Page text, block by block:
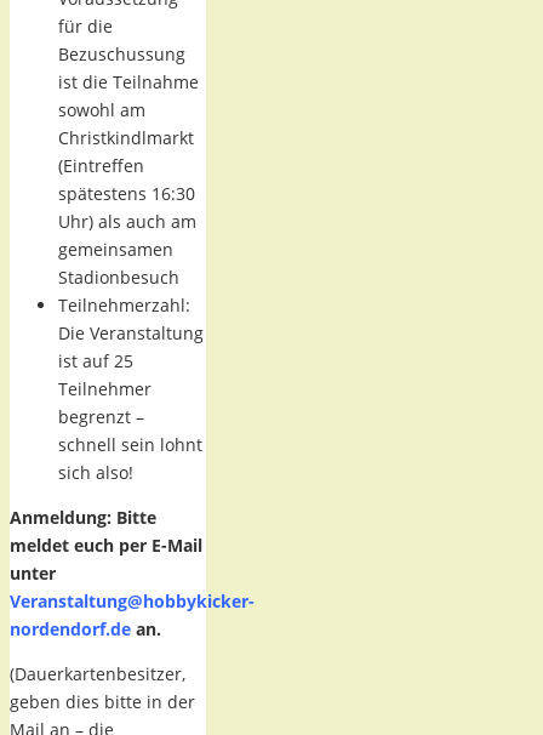
für die
Bezuschussung
ist die Teilnahme
sowohl am
Christkindlmarkt
(Eintreffen
spätestens 16:30
Uhr) als auch am
gemeinsamen
Stadionbesuch
Teilnehmerzahl:
Die Veranstaltung
ist auf 25
Teilnehmer
begrenzt –
schnell sein lohnt
sich also!
Anmeldung: Bitte
meldet euch per E-Mail
unter
Veranstaltung@hobbykicker-
nordendorf.de an.
(Dauerkartenbesitzer,
geben dies bitte in der
Mail an – die